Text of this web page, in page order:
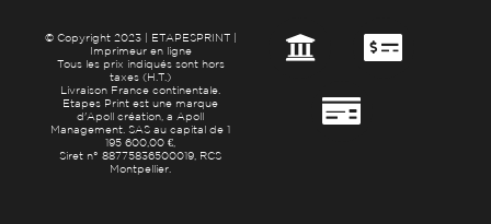
© Copyright 2023 | ETAPESPRINT |
Imprimeur en ligne
Tous les prix indiqués sont hors
taxes (H.T.)
Livraison France continentale.
Etapes Print est une marque
d'Apoll création, a Apoll
Management. SAS au capital de 1
195 600,00 €,
Siret n° 88775836500019, RCS
Montpellier.